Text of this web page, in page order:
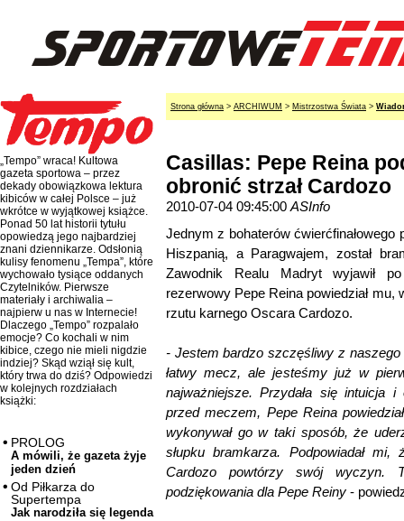
„Tempo” wraca! Kultowa
gazeta sportowa – przez
dekady obowiązkowa lektura
kibiców w całej Polsce – już
wkrótce w wyjątkowej książce.
Ponad 50 lat historii tytułu
opowiedzą jego najbardziej
znani dziennikarze. Odsłonią
kulisy fenomenu „Tempa”, które
wychowało tysiące oddanych
Czytelników. Pierwsze
materiały i archiwalia –
najpierw u nas w Internecie!
Dlaczego „Tempo” rozpalało
emocje? Co kochali w nim
kibice, czego nie mieli nigdzie
indziej? Skąd wziął się kult,
który trwa do dziś? Odpowiedzi
w kolejnych rozdziałach
książki:
PROLOG
A mówili, że gazeta żyje
jeden dzień
Od Piłkarza do
Supertempa
Jak narodziła się legenda
Strona główna > ARCHIWUM > Mistrzostwa Świata >
Casillas: Pepe Reina
obronić strzał Cardozo
2010-07-04 09:45:00 ASInfo
Jednym z bohaterów
Hiszpanią, a Paragwajem, został
Zawodnik Realu Madryt wyjawił
rezerwowy Pepe Reina powiedział
rzutu karnego Oscara Cardozo.
- Jestem bardzo szczęśliwy z
łatwy mecz, ale jesteśmy już w
najważniejsze. Przydała się intuicja
przed meczem, Pepe Reina
wykonywał go w taki sposób, że
słupku bramkarza. Podpowiadał
Cardozo powtórzy swój wyczyn.
podziękowania dla Pepe Reiny -